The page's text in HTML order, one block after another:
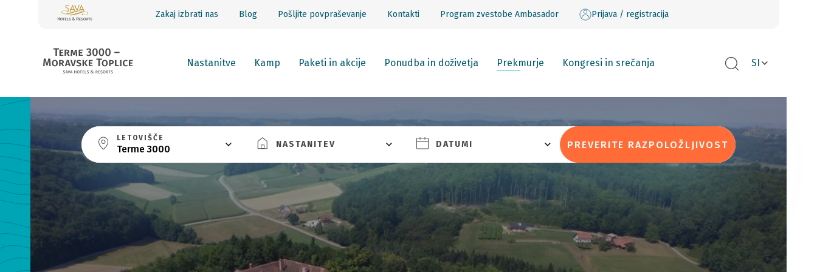
Zakaj izbrati nas Blog Pošljite povpraševanje Kontakti Program zvestobe Ambasador Prijava / registracija
Nastanitve Kamp Paketi in akcije Ponudba in doživetja Prekmurje Kongresi in srečanja SI
LETOVIŠČE
Terme 3000 NASTANITEV DATUMI PREVERITE RAZPOLOŽLJIVOST